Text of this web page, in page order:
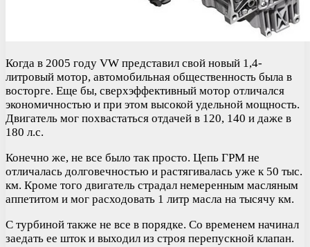
Когда в 2005 году VW представил свой новый 1,4-
литровый мотор, автомобильная общественность была в
восторге. Еще бы, сверхэффективный мотор отличался
экономичностью и при этом высокой удельной мощность.
Двигатель мог похвастаться отдачей в 120, 140 и даже в
180 л.с.
Конечно же, не все было так просто. Цепь ГРМ не
отличалась долговечностью и растягивалась уже к 50 тыс.
км. Кроме того двигатель страдал немеренным масляным
аппетитом и мог расходовать 1 литр масла на тысячу км.
С турбиной также не все в порядке. Со временем начинал
заедать ее шток и выходил из строя перепускной клапан.